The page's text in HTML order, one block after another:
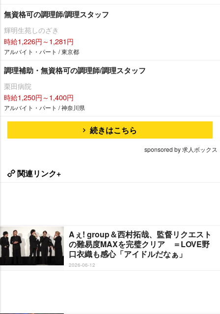
無資格可の調理師/調理スタッフ
輝明生苑しのざき
時給1,226円～1,281円
アルバイト・パート / 東京都
調理補助・無資格可の調理師/調理スタッフ
栗田病院
時給1,250円～1,400円
アルバイト・パート / 神奈川県
続きはこちら
sponsored by 求人ボックス
関連リンク+
Aぇ! group＆西村拓哉、監督リクエスト
の難易度MAXを完璧クリア ＝LOVE野
口衣織も感心「アイドルだなぁ」
2026-06-12